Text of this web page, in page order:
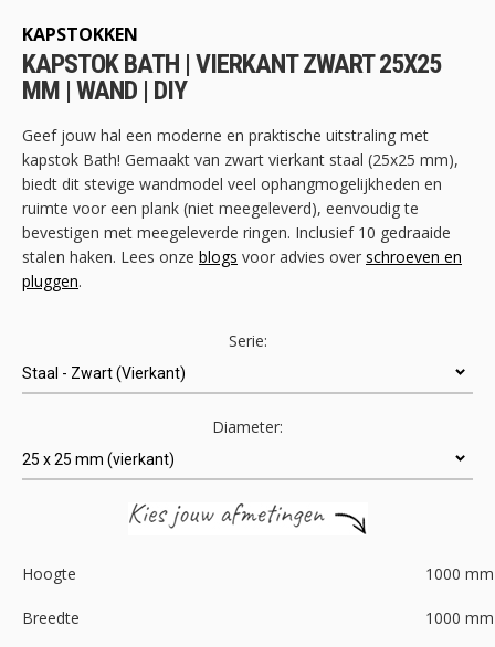
begin
van
de
afbeeldingen-
KAPSTOKKEN
KAPSTOK BATH | VIERKANT ZWART 25X25
MM | WAND | DIY
Geef jouw hal een moderne en praktische uitstraling met
kapstok Bath! Gemaakt van zwart vierkant staal (25x25 mm),
biedt dit stevige wandmodel veel ophangmogelijkheden en
ruimte voor een plank (niet meegeleverd), eenvoudig te
bevestigen met meegeleverde ringen. Inclusief 10 gedraaide
stalen haken. Lees onze blogs voor advies over schroeven en
pluggen.
Serie:
Diameter:
Hoogte 1000 mm
Breedte 1000 mm